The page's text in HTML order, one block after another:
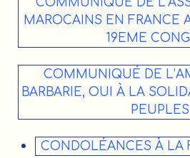
MAROCAINS EN FRANCE
19EME
COMMUNIQUÉ DE
BARBARIE, OUI À LA
PEUPLES
CONDOLÉANCES À LA